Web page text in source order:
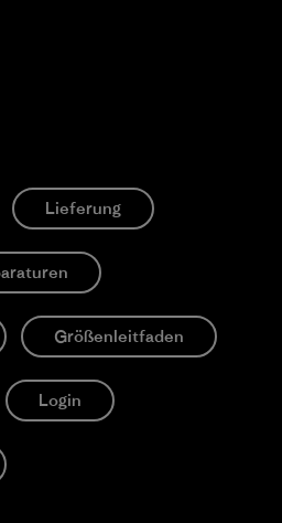
Lieferung
Größenleitfaden
Login